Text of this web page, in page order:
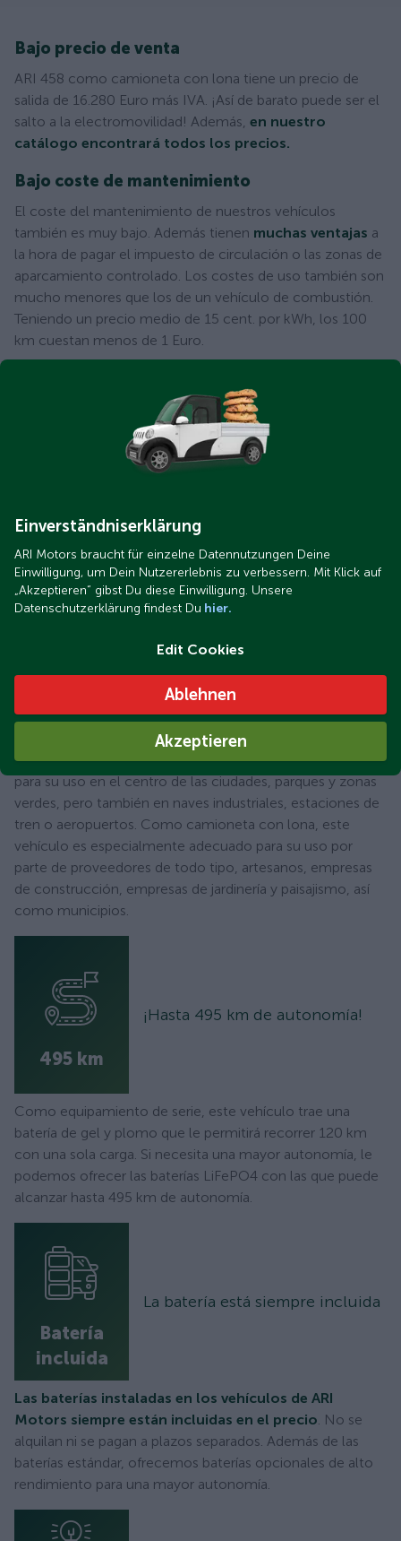
Bajo precio de venta
ARI 458 como camioneta con lona tiene un precio de
salida de 16.280 Euro más IVA. ¡Así de barato puede ser el
salto a la electromovilidad! Además, en nuestro
catálogo encontrará todos los precios.
Bajo coste de mantenimiento
El coste del mantenimiento de nuestros vehículos
también es muy bajo. Además tienen muchas ventajas a
la hora de pagar el impuesto de circulación o las zonas de
aparcamiento controlado. Los costes de uso también son
mucho menores que los de un vehículo de combustión.
Teniendo un precio medio de 15 cent. por kWh, los 100
km cuestan menos de 1 Euro.
Los vehículos eléctricos de ARI Motors están
subvencionados en varios países, entre el que se
encuentra España con su nuevo Plan MOVES III.
echarle un vistazo a todas las ayudas disponibles
ARI Motors ofrece la camioneta ARI 458, un vehículo
comercial eléctrico de bajo coste con una velocidad
máxima de 80 km/h. Los vehículos han sido diseñados
para su uso en el centro de las ciudades, parques y zonas
verdes, pero también en naves industriales, estaciones de
tren o aeropuertos. Como camioneta con lona, este
vehículo es especialmente adecuado para su uso por
parte de proveedores de todo tipo, artesanos, empresas
de construcción, empresas de jardinería y paisajismo, así
como municipios.
495 km
¡Hasta 495 km de autonomía!
Como equipamiento de serie, este vehículo trae una
batería de gel y plomo que le permitirá recorrer 120 km
con una sola carga. Si necesita una mayor autonomía, le
podemos ofrecer las baterías LiFePO4 con las que puede
alcanzar hasta 495 km de autonomía.
Batería
incluida
La batería está siempre incluida
Las baterías instaladas en los vehículos de ARI
Motors siempre están incluidas en el precio . No se
alquilan ni se pagan a plazos separados. Además de las
baterías estándar, ofrecemos baterías opcionales de alto
rendimiento para una mayor autonomía.
Einverständniserklärung
ARI Motors braucht für einzelne Datennutzungen Deine
Einwilligung, um Dein Nutzererlebnis zu verbessern. Mit Klick auf
„Akzeptieren“ gibst Du diese Einwilligung. Unsere
Datenschutzerklärung findest Du hier.
Edit Cookies
Ablehnen
Akzeptieren